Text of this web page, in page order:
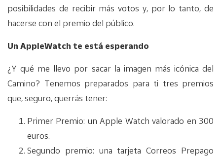
posibilidades de recibir más votos y, por lo tanto, de
hacerse con el premio del público.
Un AppleWatch te está esperando
¿Y qué me llevo por sacar la imagen más icónica del
Camino? Tenemos preparados para ti tres premios
que, seguro, querrás tener:
Primer Premio: un Apple Watch valorado en 300
euros.
Segundo premio: una tarjeta Correos Prepago